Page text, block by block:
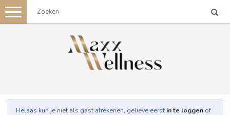
Toggle
navigation
Helaas kun je niet als gast afrekenen, gelieve eerst in te loggen of